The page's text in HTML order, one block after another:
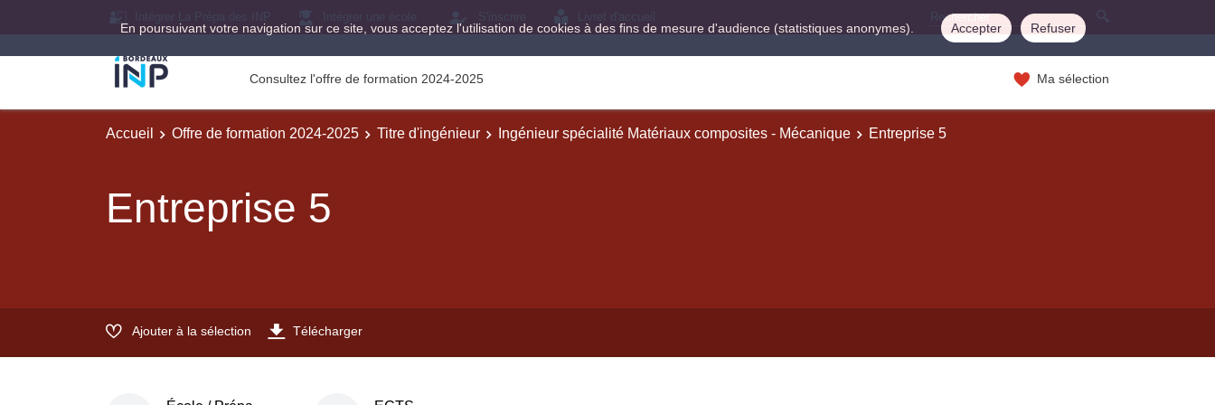
En poursuivant votre navigation sur ce site, vous acceptez l'utilisation de cookies à des fins de mesure d'audience (statistiques anonymes). Accepter Refuser
Consultez l'offre de formation 2024-2025 Ma sélection
Accueil Offre de formation 2024-2025 Titre d'ingénieur Ingénieur spécialité Matériaux composites - Mécanique Entreprise 5
Entreprise 5
Ajouter à la sélection Télécharger